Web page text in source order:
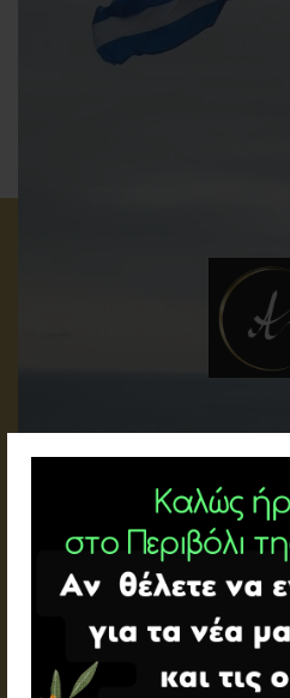
Πολιτική ,
Γέφυρα
Γέφυρα διεξόδου. Ζούμε σε έναν
Read